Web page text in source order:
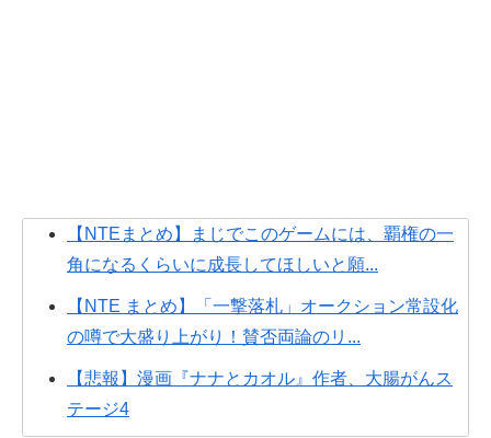
【NTEまとめ】まじでこのゲームには、覇権の一
角になるくらいに成長してほしいと願...
【NTE まとめ】「一撃落札」オークション常設化
の噂で大盛り上がり！賛否両論のリ...
【悲報】漫画『ナナとカオル』作者、大腸がんス
テージ4